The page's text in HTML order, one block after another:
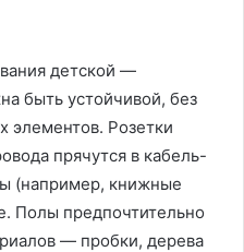
детской —
быть устойчивой, без
элементов. Розетки
прячутся в кабель-
(например, книжные
Полы предпочтительно
— пробки, дерева